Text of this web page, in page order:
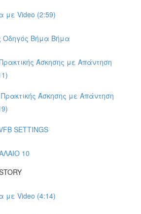
με Video (2:59)
Οδηγός Βήμα Βήμα
Άσκησης με Απάντηση
Άσκησης με Απάντηση
SETTINGS
10
με Video (4:14)